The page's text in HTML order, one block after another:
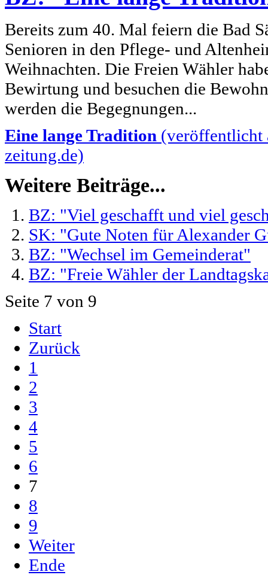
Bereits zum 40. Mal feiern die Bad
Senioren in den Pflege- und
Weihnachten. Die Freien Wähler
Bewirtung und besuchen die
werden die Begegnungen...
Eine lange Tradition (veröffentlicht
zeitung.de)
Weitere Beiträge...
BZ: "Viel geschafft und viel
SK: "Gute Noten für Alexander
BZ: "Wechsel im Gemeinderat"
BZ: "Freie Wähler der
Seite 7 von 9
Start
Zurück
1
2
3
4
5
6
7
8
9
Weiter
Ende